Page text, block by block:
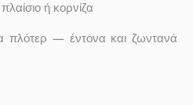
ή κορνίζα
— έντονα και ζωντανά